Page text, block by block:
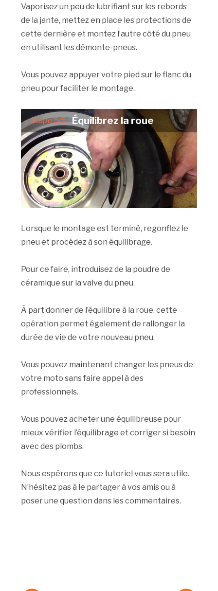
Vaporisez un peu de lubrifiant sur les rebords
de la jante, mettez en place les protections de
cette dernière et montez l’autre côté du pneu
en utilisant les démonte-pneus.
Vous pouvez appuyer votre pied sur le flanc du
pneu pour faciliter le montage.
Etape 5/5 : Équilibrez la roue
Lorsque le montage est terminé, regonflez le
pneu et procédez à son équilibrage.
Pour ce faire, introduisez de la poudre de
céramique sur la valve du pneu.
À part donner de l’équilibre à la roue, cette
opération permet également de rallonger la
durée de vie de votre nouveau pneu.
Vous pouvez maintenant changer les pneus de
votre moto sans faire appel à des
professionnels.
Vous pouvez acheter une équilibreuse pour
mieux vérifier l’équilibrage et corriger si besoin
avec des plombs.
Nous espérons que ce tutoriel vous sera utile.
N’hésitez pas à le partager à vos amis ou à
poser une question dans les commentaires.